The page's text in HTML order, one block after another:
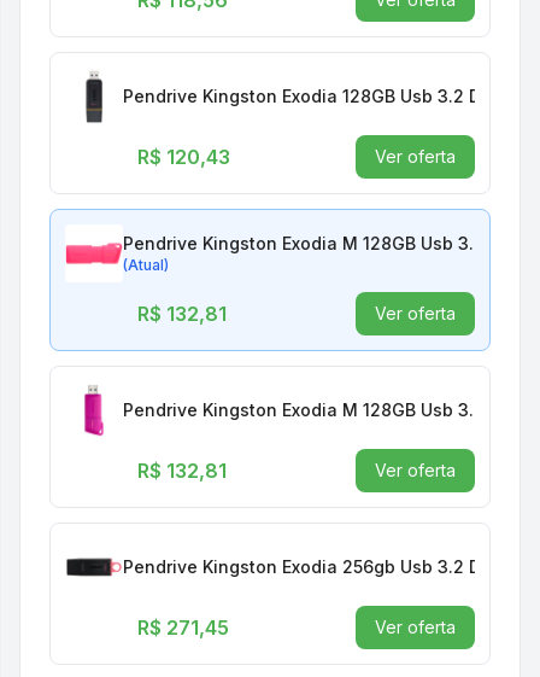
Pendrive Kingston Exodia 128GB Usb 3.2 Dtx/
R$ 120,43 Ver oferta
Pendrive Kingston Exodia M 128GB Usb 3.2 Kc-
(Atual)
R$ 132,81 Ver oferta
Pendrive Kingston Exodia M 128GB Usb 3.2 Kc-
R$ 132,81 Ver oferta
Pendrive Kingston Exodia 256gb Usb 3.2 Dtx/
R$ 271,45 Ver oferta